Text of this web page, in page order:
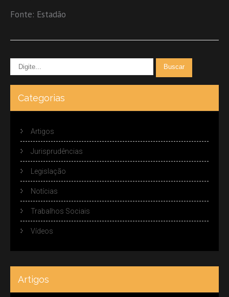
Fonte: Estadão
Categorias
Artigos
Jurisprudências
Legislação
Notícias
Trabalhos Sociais
Vídeos
Artigos